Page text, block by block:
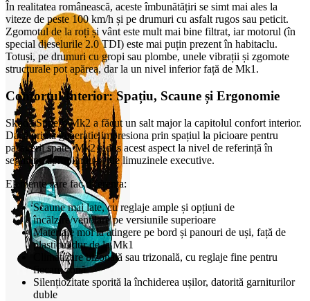
În realitatea românească, aceste îmbunătățiri se simt mai ales la
viteze de peste 100 km/h și pe drumuri cu asfalt rugos sau peticit.
Zgomotul de la roți și vânt este mult mai bine filtrat, iar motorul (în
special dieselurile 2.0 TDI) este mai puțin prezent în habitaclu.
Totuși, pe drumuri cu gropi sau plombe, unele vibrații și zgomote
structurale pot apărea, dar la un nivel inferior față de Mk1.
Confortul Interior: Spațiu, Scaune și Ergonomie
Skoda Superb Mk2 a făcut un salt major la capitolul confort interior.
Dacă prima generație impresiona prin spațiul la picioare pentru
pasagerii spate, Mk2 a dus acest aspect la nivel de referință în
segment, apropiindu-se de limuzinele executive.
Elemente care fac diferența:
Scaune mai late, cu reglaje ample și opțiuni de
încălzire/ventilare pe versiunile superioare
Materiale moi la atingere pe bord și panouri de uși, față de
plasticul dur de la Mk1
Climatizare bizonală sau trizonală, cu reglaje fine pentru
fiecare zonă
Silențiozitate sporită la închiderea ușilor, datorită garniturilor
duble